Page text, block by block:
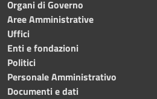
Organi di Governo
Aree Amministrative
Uffici
Enti e fondazioni
Politici
Personale Amministrativo
Documenti e dati